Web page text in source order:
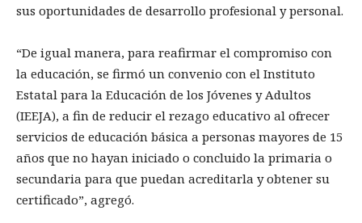
sus oportunidades de desarrollo profesional y personal.
“De igual manera, para reafirmar el compromiso con
la educación, se firmó un convenio con el Instituto
Estatal para la Educación de los Jóvenes y Adultos
(IEEJA), a fin de reducir el rezago educativo al ofrecer
servicios de educación básica a personas mayores de 15
años que no hayan iniciado o concluido la primaria o
secundaria para que puedan acreditarla y obtener su
certificado”, agregó.